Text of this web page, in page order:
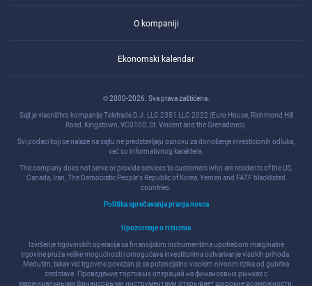
O kompaniji
Ekonomski kalendar
© 2000-2026. Sva prava zaštićena.
Sajt je vlasništvo kompanije Teletrade D.J. LLC 2351 LLC 2022 (Euro House, Richmond Hill
Road, Kingstown, VC0100, St. Vincent and the Grenadines).
Svi podaci koji se nalaze na sajtu ne predstavljaju osnovu za donošenje investicionih odluka,
već su informativnog karaktera.
The company does not serve or provide services to customers who are residents of the US,
Canada, Iran, The Democratic People's Republic of Korea, Yemen and FATF blacklisted
countries.
Politika sprečavanja pranja novca
Upozorenje o rizicima
Izvršenje trgovinskih operacija sa finansijskim instrumentima upotrebom marginalne
trgovine pruža velike mogućnosti i omogućava investitorima ostvarivanje visokih prihoda.
Međutim, takav vid trgovine povezan je sa potencijalno visokim nivoom rizika od gubitka
sredstava. Проведение торговых операций на финанcовых рынках c
маржинальными финанcовыми инcтрументами открывает широкие возможноcти,